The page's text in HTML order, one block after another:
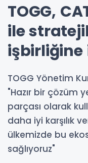
TOGG,
ile
işbirliğine
TOGG Yönetim
"Hazır bir çözüm
parçası olarak
daha iyi karşılık
ülkemizde bu
sağlıyoruz"